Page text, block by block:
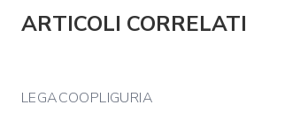
ARTICOLI CORRELATI
LEGACOOPLIGURIA